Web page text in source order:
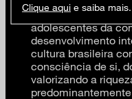
brasileira, com
adolescentes da
desenvolvimento
cultura brasileira
consciência de si,
valorizando a
Clique aqui e saiba mais.